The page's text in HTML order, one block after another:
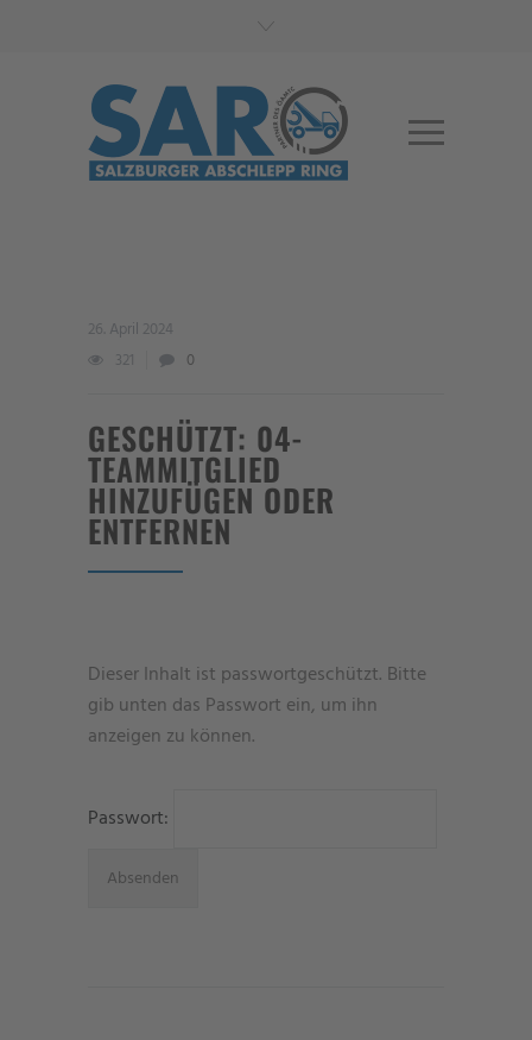
26. April 2024
321
0
GESCHÜTZT: 04-
TEAMMITGLIED
HINZUFÜGEN ODER
ENTFERNEN
Dieser Inhalt ist passwortgeschützt. Bitte
gib unten das Passwort ein, um ihn
anzeigen zu können.
Passwort: